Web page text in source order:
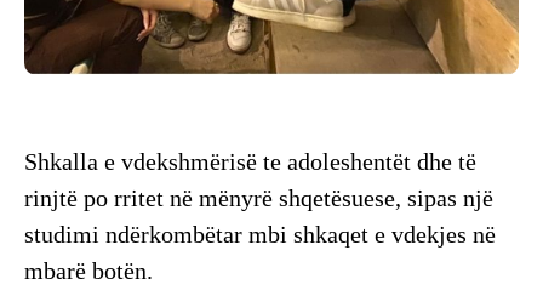
Shkalla e vdekshmërisë te adoleshentët dhe të
rinjtë po rritet në mënyrë shqetësuese, sipas një
studimi ndërkombëtar mbi shkaqet e vdekjes në
mbarë botën.